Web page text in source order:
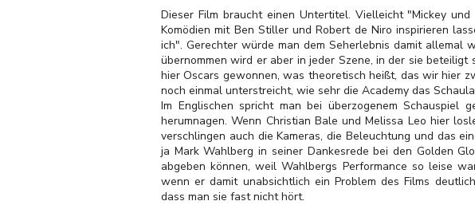
Dieser Film braucht einen Untertitel. Vielleicht "Mickey
Komödien mit Ben Stiller und Robert de Niro inspirieren
ich". Gerechter würde man dem Seherlebnis damit allemal
übernommen wird er aber in jeder Szene, in der sie
hier Oscars gewonnen, was theoretisch heißt, das wir hier
noch einmal unterstreicht, wie sehr die Academy das
Im Englischen spricht man bei überzogenem Schauspiel
herumnagen. Wenn Christian Bale und Melissa Leo hier
verschlingen auch die Kameras, die Beleuchtung und das
ja Mark Wahlberg in seiner Dankesrede bei den Golden
abgeben können, weil Wahlbergs Performance so leise
wenn er damit unabsichtlich ein Problem des Films
dass man sie fast nicht hört.